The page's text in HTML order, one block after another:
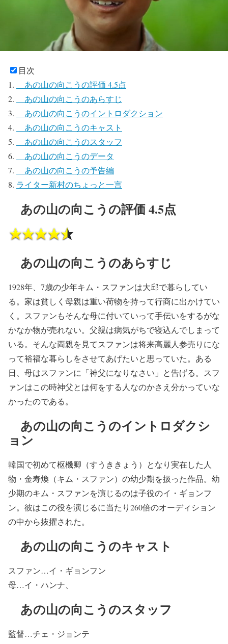
目次
あの山の向こうの評価 4.5点
あの山の向こうのあらすじ
あの山の向こうのイントロダクション
あの山の向こうのキャスト
あの山の向こうのスタッフ
あの山の向こうのデータ
あの山の向こうの予告編
ライター新村のちょっと一言
あの山の向こうの評価 4.5点
あの山の向こうのあらすじ
1928年、7歳の少年キム・スファンは大邱で暮らしてい
る。家は貧しく母親は重い荷物を持って行商に出かけてい
く。スファンもそんな母に付いていって手伝いをするがな
かなか物が売れない。父親は病気がちで寝込んでしまって
いる。そんな両親を見てスファンは将来高麗人参売りにな
って裕福な暮らしをさせてあげたいと思っていた。ある
日、母はスファンに「神父になりなさい」と告げる。スフ
ァンはこの時神父とは何をする人なのかさえ分かっていな
かったのである。
あの山の向こうのイントロダクシ
ョン
韓国で初めて枢機卿（すうききょう）となり実在した人
物・金寿煥（キム・スファン）の幼少期を扱った作品。幼
少期のキム・スファンを演じるのは子役のイ・ギョンフ
ン。彼はこの役を演じるに当たり260倍のオーディション
の中から抜擢された。
あの山の向こうのキャスト
スファン…イ・ギョンフン
母…イ・ハンナ、
あの山の向こうのスタッフ
監督…チェ・ジョンテ